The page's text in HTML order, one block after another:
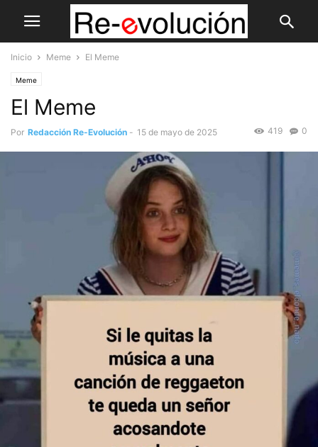
Inicio Meme El Meme
Meme
El Meme
Por Redacción Re-Evolución - 15 de mayo de 2025 0
419